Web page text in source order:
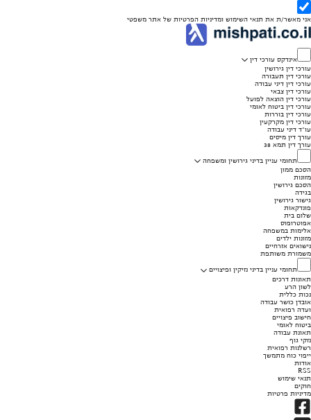
אני מאשר/ת את תנאי השימוש ומדיניות הפרטיות של אתר משפטי
אינדקס עורכי דין
עורכי דין גירושין
עורכי דין תעבורה
עורכי דין דיני עבודה
עורכי דין צבאי
עורכי דין הוצאה לפועל
עורכי דין ביטוח לאומי
עורכי דין בוררות
עורכי דין מקרקעין
עו"ד דיני עבודה
עורך דין מיסים
עורך דין תמא 38
תחומי עניין בדיני גירושין ומשפחה
הסכם ממון
מזונות
הסכם גירושין
בגידה
גישור גירושין
פונדקאות
שלום בית
אפוטרופוס
אלימות במשפחה
מזונות ילדים
נישואים אזרחיים
משמורת משותפת
תחומי עניין בדיני נזיקין ופיצויים
תאונות דרכים
לשון הרע
נכות כללית
אובדן כושר עבודה
ועדה רפואית
חישוב פיצויים
ביטוח לאומי
תאונת עבודה
נזקי גוף
רשלנות רפואית
ייפוי כוח מתמשך
אודות
RSS
תנאי שימוש
חוקים
מדיניות פרטיות